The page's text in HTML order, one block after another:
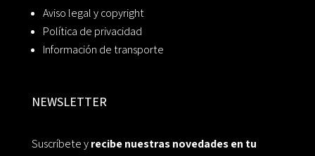
Aviso legal y copyright
Política de privacidad
Información de transporte
NEWSLETTER
Suscríbete yrecibe nuestras novedades en tu